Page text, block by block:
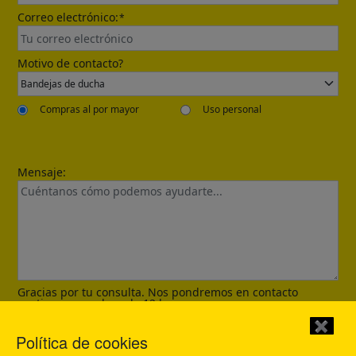
Send
Correo electrónico:*
Motivo de contacto?
Compras al por mayor Uso personal
Mensaje:
Gracias por tu consulta. Nos pondremos en contacto
contigo en un plazo de 12 horas.
✖
Política de cookies